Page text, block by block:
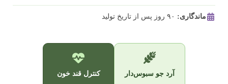
ماندگاری:۹۰ روز پس از تاریخ تولید
آرد جو سبوس‌دار کنترل قند خون